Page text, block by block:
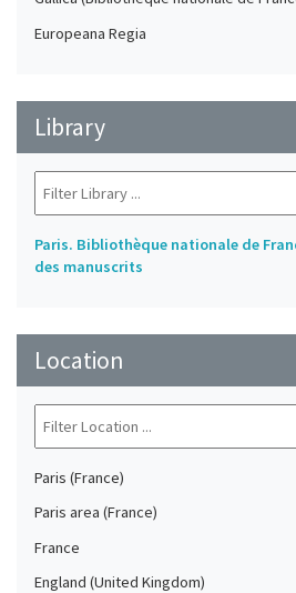
Europeana Regia
Library
Paris. Bibliothèque nationale de
des manuscrits
Location
Paris (France)
Paris area (France)
France
England (United Kingdom)